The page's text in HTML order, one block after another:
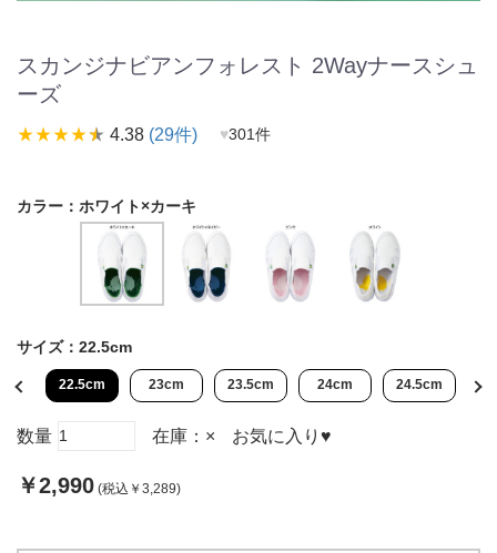
スカンジナビアンフォレスト 2Wayナースシュ
ーズ
star_ratestar_ratestar_ratestar_ratestar_rate 4.38 (29件) ♥301件
カラー： ホワイト×カーキ
サイズ： 22.5cm
22.5cm 23cm 23.5cm 24cm 24.5cm
数量 在庫： × お気に入り ♥
￥2,990 (税込￥3,289)